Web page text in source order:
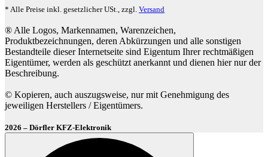
* Alle Preise inkl. gesetzlicher USt., zzgl. Versand
® Alle Logos, Markennamen, Warenzeichen,
Produktbezeichnungen, deren Abkürzungen und alle sonstigen
Bestandteile dieser Internetseite sind Eigentum Ihrer rechtmäßigen
Eigentümer, werden als geschützt anerkannt und dienen hier nur der
Beschreibung.
© Kopieren, auch auszugsweise, nur mit Genehmigung des
jeweiligen Herstellers / Eigentümers.
2026 – Dörfler KFZ-Elektronik